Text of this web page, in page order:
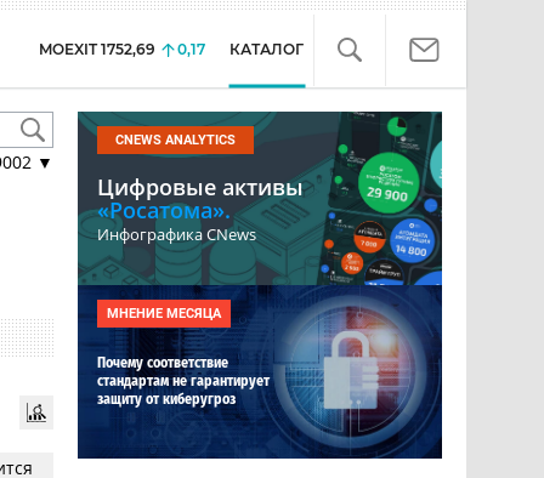
MOEXIT 1752,69 0,17 КАТАЛОГ
▼
CNEWS ANALYTICS
Цифровые активы
«Росатома».
Инфографика CNews
МНЕНИЕ МЕСЯЦА
Почему соответствие
стандартам не гарантирует
защиту от киберугроз